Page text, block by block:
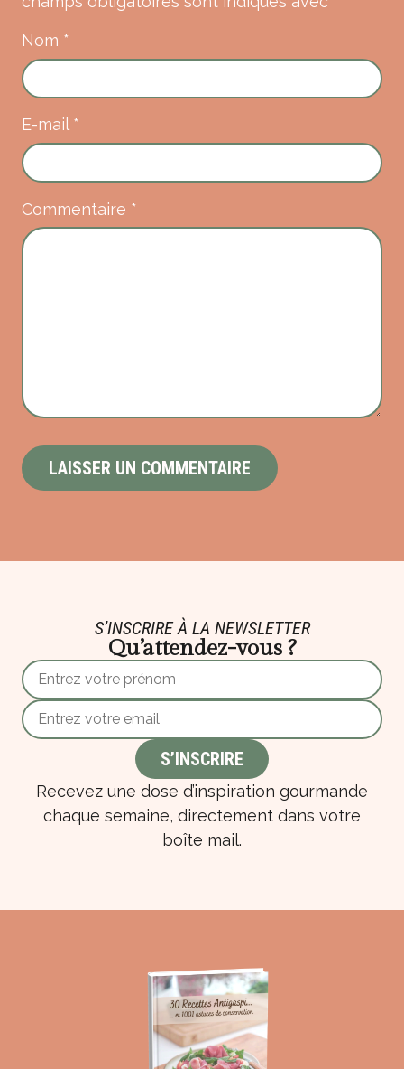
Commentaire *
Nom *
E-mail *
S’INSCRIRE À LA NEWSLETTER
Qu’attendez-vous ?
Recevez une dose d’inspiration gourmande
chaque semaine, directement dans votre
boîte mail.